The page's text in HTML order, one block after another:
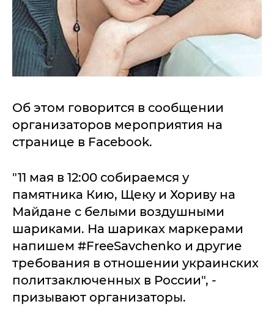
Об этом говорится в сообщении
организаторов мероприятия на
странице в Facebook.
"11 мая в 12:00 собираемся у
памятника Кию, Щеку и Хориву на
Майдане с белыми воздушными
шариками. На шариках маркерами
напишем #FreeSavchenko и другие
требования в отношении украинских
политзаключенных в России", -
призывают организаторы.